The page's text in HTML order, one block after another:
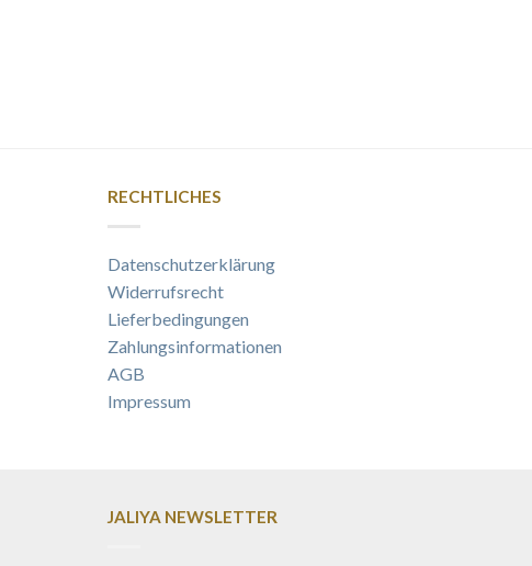
RECHTLICHES
Datenschutzerklärung
Widerrufsrecht
Lieferbedingungen
Zahlungsinformationen
AGB
Impressum
JALIYA NEWSLETTER